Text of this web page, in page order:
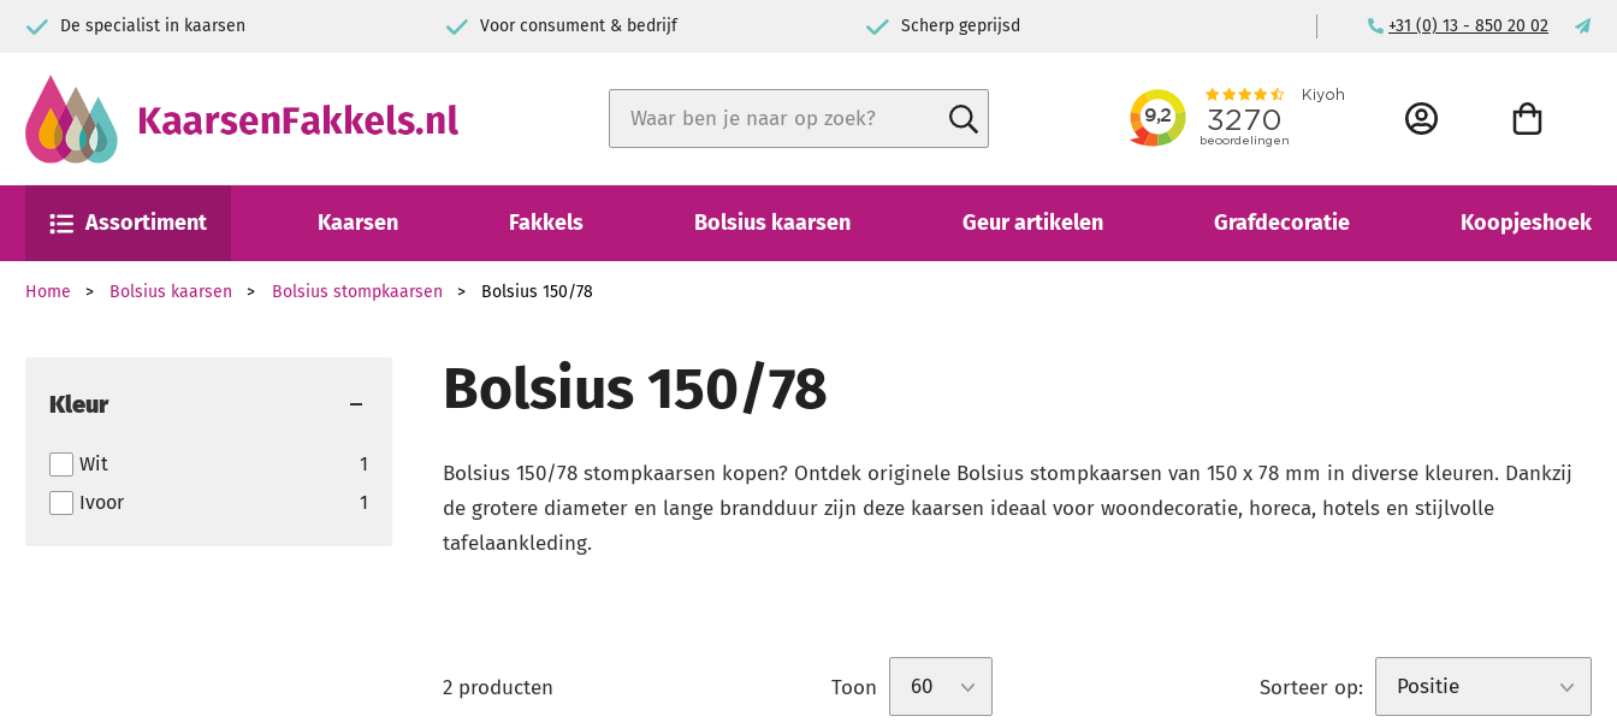
De specialist in kaarsen Voor consument & bedrijf Scherp geprijsd Al 15+ jaar de betrouwbare
+31 (0) 13 - 850 20 02
Close search
Zoek ACCOUNT
Assortiment Kaarsen Fakkels Bolsius kaarsen Geur artikelen Grafdecoratie Koopjeshoek
Home Bolsius kaarsen Bolsius stompkaarsen Bolsius 150/78
Kleur
Wit
1
Ivoor
1
Bolsius 150/78
Bolsius 150/78 stompkaarsen kopen? Ontdek originele Bolsius stompkaarsen van 150 x 78 mm in diverse kleuren. Dankzij
de grotere diameter en lange brandduur zijn deze kaarsen ideaal voor woondecoratie, horeca, hotels en stijlvolle
tafelaankleding.
2producten Toon Sorteer op: